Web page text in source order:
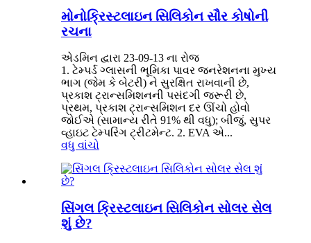
મોનોક્રિસ્ટલાઇન સિલિકોન સૌર કોષોની
રચના
એડમિન દ્વારા 23-09-13 ના રોજ
1. ટેમ્પર્ડ ગ્લાસની ભૂમિકા પાવર જનરેશનના મુખ્ય
ભાગ (જેમ કે બેટરી) ને સુરક્ષિત રાખવાની છે,
પ્રકાશ ટ્રાન્સમિશનની પસંદગી જરૂરી છે,
પ્રથમ, પ્રકાશ ટ્રાન્સમિશન દર ઊંચો હોવો
જોઈએ (સામાન્ય રીતે 91% થી વધુ); બીજું, સુપર
વ્હાઇટ ટેમ્પરિંગ ટ્રીટમેન્ટ. 2. EVA એ...
વધુ વાંચો
સિંગલ ક્રિસ્ટલાઇન સિલિકોન સોલર સેલ
શું છે?